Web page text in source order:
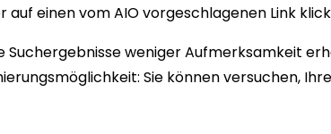
auf einen vom AIO vorgeschlagenen Link
Suchergebnisse weniger Aufmerksamkeit
Sie können versuchen,